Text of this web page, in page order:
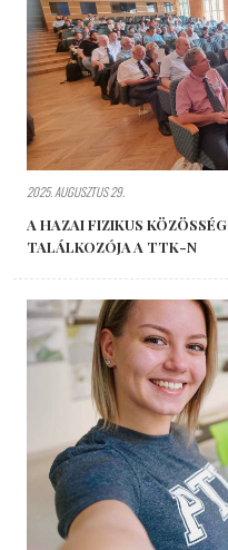
2025. AUGUSZTUS 29.
A HAZAI FIZIKUS
TALÁLKOZÓJA A TTK-N